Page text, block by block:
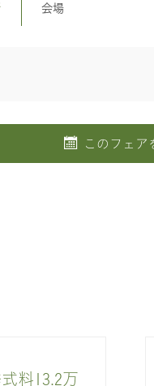
会場
このフェア
料13.2万